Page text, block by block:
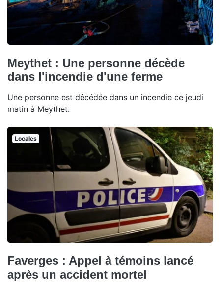
Meythet : Une personne décède
dans l'incendie d'une ferme
Une personne est décédée dans un incendie ce jeudi
matin à Meythet.
Locales
Faverges : Appel à témoins lancé
après un accident mortel